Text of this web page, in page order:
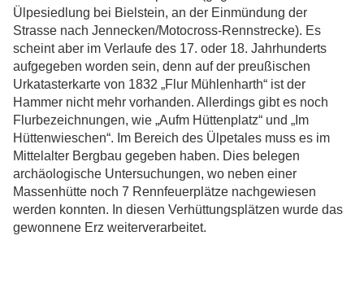
Ülpesiedlung bei Bielstein, an der Einmündung der
Strasse nach Jennecken/Motocross-Rennstrecke). Es
scheint aber im Verlaufe des 17. oder 18. Jahrhunderts
aufgegeben worden sein, denn auf der preußischen
Urkatasterkarte von 1832 „Flur Mühlenharth“ ist der
Hammer nicht mehr vorhanden. Allerdings gibt es noch
Flurbezeichnungen, wie „Aufm Hüttenplatz“ und „Im
Hüttenwieschen“. Im Bereich des Ülpetales muss es im
Mittelalter Bergbau gegeben haben. Dies belegen
archäologische Untersuchungen, wo neben einer
Massenhütte noch 7 Rennfeuerplätze nachgewiesen
werden konnten. In diesen Verhüttungsplätzen wurde das
gewonnene Erz weiterverarbeitet.